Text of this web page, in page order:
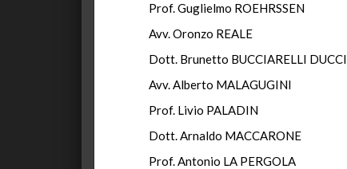
Prof. Guglielmo ROEHRSSEN
Avv. Oronzo REALE
Dott. Brunetto BUCCIARELLI DUCCI
Avv. Alberto MALAGUGINI
Prof. Livio PALADIN
Dott. Arnaldo MACCARONE
Prof. Antonio LA PERGOLA